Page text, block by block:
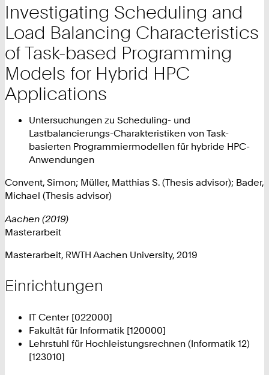
Investigating Scheduling and
Load Balancing Characteristics
of Task-based Programming
Models for Hybrid HPC
Applications
Untersuchungen zu Scheduling- und
Lastbalancierungs-Charakteristiken von Task-
basierten Programmiermodellen für hybride HPC-
Anwendungen
Convent, Simon; Müller, Matthias S. (Thesis advisor); Bader,
Michael (Thesis advisor)
Aachen (2019)
Masterarbeit
Masterarbeit, RWTH Aachen University, 2019
Einrichtungen
IT Center [022000]
Fakultät für Informatik [120000]
Lehrstuhl für Hochleistungsrechnen (Informatik 12)
[123010]